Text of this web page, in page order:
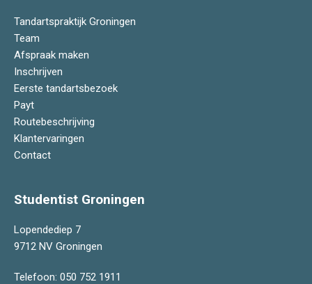
Tandartspraktijk Groningen
Team
Afspraak maken
Inschrijven
Eerste tandartsbezoek
Payt
Routebeschrijving
Klantervaringen
Contact
Studentist Groningen
Lopendediep 7
9712 NV Groningen
Telefoon: 050 752 1911